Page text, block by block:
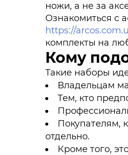
ножи, а не за
Ознакомиться с
https://
комплекты на
Кому
Такие наборы
Владельцам
Тем, кто
Покупателям,
отдельно.
Кроме того,